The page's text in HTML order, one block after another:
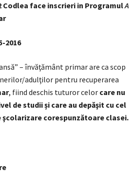
Codlea face inscrieri in ProgramulA
2016
– învăţământ primar are ca scop
adulţilor pentru recuperarea
, fiind deschis tuturor celor care nu
de studii și care au depăşit cu cel
şcolarizare corespunzătoare clasei.